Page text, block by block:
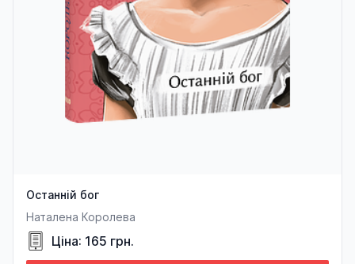
Останній бог
Наталена Королева
Ціна: 165 грн.